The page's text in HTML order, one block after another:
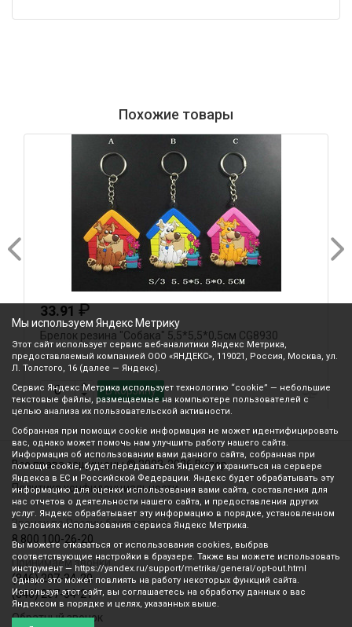
Похожие товары
33.91 ₽
Брелок резина "Собака" 5,5*5,5*0,5см CG8930
В корзину
Все права защищены © 2003-2026 Вилор
Политика конфиденциальности
Звонок по России бесплатный
8 800 100-26-20
Принимаем звонки
(846) 207-34-20
(846) 207-34-21
Обратный звонок
Мы используем Яндекс Метрику
Этот сайт использует сервис веб-аналитики Яндекс Метрика,
предоставляемый компанией ООО «ЯНДЕКС», 119021, Россия, Москва, ул.
Л. Толстого, 16 (далее — Яндекс).
Сервис Яндекс Метрика использует технологию “cookie” — небольшие
текстовые файлы, размещаемые на компьютере пользователей с
целью анализа их пользовательской активности.
Собранная при помощи cookie информация не может идентифицировать
вас, однако может помочь нам улучшить работу нашего сайта.
Информация об использовании вами данного сайта, собранная при
помощи cookie, будет передаваться Яндексу и храниться на сервере
Яндекса в ЕС и Российской Федерации. Яндекс будет обрабатывать эту
информацию для оценки использования вами сайта, составления для
нас отчетов о деятельности нашего сайта, и предоставления других
услуг. Яндекс обрабатывает эту информацию в порядке, установленном
в условиях использования сервиса Яндекс Метрика.
Вы можете отказаться от использования cookies, выбрав
соответствующие настройки в браузере. Также вы можете использовать
инструмент — https://yandex.ru/support/metrika/general/opt-out.html
Однако это может повлиять на работу некоторых функций сайта.
Используя этот сайт, вы соглашаетесь на обработку данных о вас
Яндексом в порядке и целях, указанных выше.